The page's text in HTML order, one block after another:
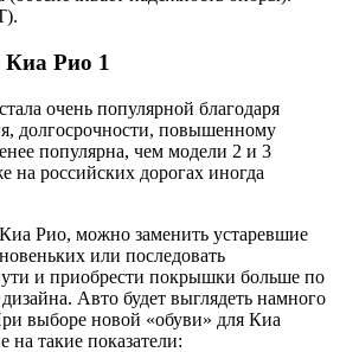
Киа Рио 1
очень популярной благодаря
долгосрочности, повышенному
популярна, чем модели 2 и 3
на российских дорогах иногда
Рио, можно заменить устаревшие
или последовать
и приобрести покрышки больше по
Авто будет выглядеть намного
выборе новой «обуви» для Киа
на такие показатели: